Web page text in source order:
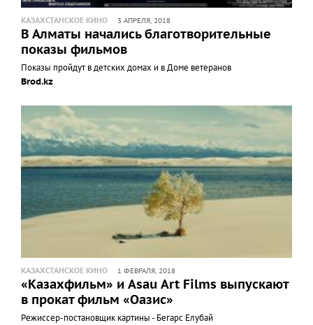
КАЗАХСТАНСКОЕ КИНО 3 АПРЕЛЯ, 2018
В Алматы начались благотворительные
показы фильмов
Показы пройдут в детских домах и в Доме ветеранов
Brod.kz
КАЗАХСТАНСКОЕ КИНО 1 ФЕВРАЛЯ, 2018
«Казахфильм» и Asau Art Films выпускают
в прокат фильм «Оазис»
Режиссер-постановщик картины - Бегарс Елубай